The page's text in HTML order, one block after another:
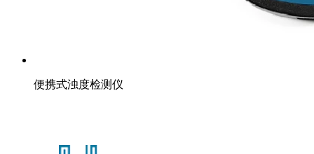
便携式浊度检测仪